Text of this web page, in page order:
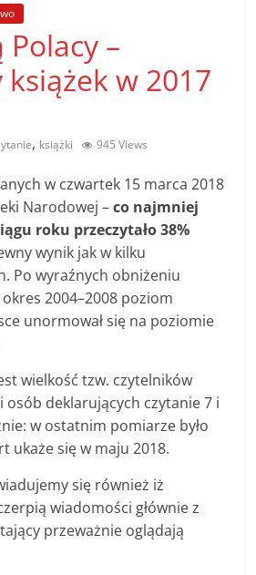
Polacy –
w 2017
, książki 945 Views
w czwartek 15 marca 2018
Narodowej –co najmniej
roku przeczytało 38%
wynik jak w kilku
Po wyraźnych obniżeniu
2004–2008 poziom
unormował się na poziomie
wielkość tzw. czytelników
osób deklarujących czytanie 7 i
w ostatnim pomiarze było
ukaże się w maju 2018.
się również iż
wiadomości głównie z
przeważnie oglądają